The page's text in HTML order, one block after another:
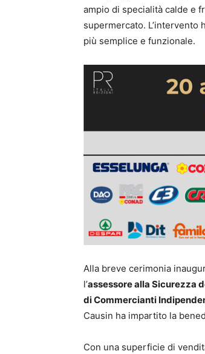
ampio di specialità calde e
supermercato. L’intervento
più semplice e funzionale.
Alla breve cerimonia
l’assessore alla Sicurezza
di Commercianti
Causin ha impartito la
Con una superficie di